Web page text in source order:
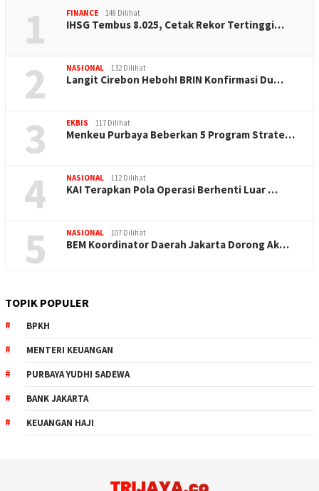
1 FINANCE 148 Dilihat
IHSG Tembus 8.025, Cetak Rekor Tertinggi…
2 NASIONAL 132 Dilihat
Langit Cirebon Heboh! BRIN Konfirmasi Du…
3 EKBIS 117 Dilihat
Menkeu Purbaya Beberkan 5 Program Strate…
4 NASIONAL 112 Dilihat
KAI Terapkan Pola Operasi Berhenti Luar …
5 NASIONAL 107 Dilihat
BEM Koordinator Daerah Jakarta Dorong Ak…
TOPIK POPULER
BPKH
MENTERI KEUANGAN
PURBAYA YUDHI SADEWA
BANK JAKARTA
KEUANGAN HAJI